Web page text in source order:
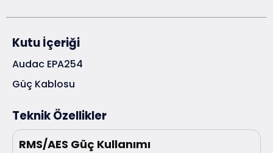
Kutu İçeriği
Audac EPA254
Güç Kablosu
Teknik Özellikler
RMS/AES Güç Kullanımı